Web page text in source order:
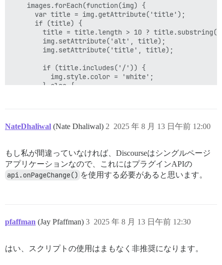
    images.forEach(function(img) {
      var title = img.getAttribute('title');
      if (title) {
title = title.length > 10 ?
        img.setAttribute('alt', title);
        img.setAttribute('title', title);
        if (title.includes('/')) {
          img.style.color = 'white';
        } else {
      img.setAttribute('src', '');
    });
NateDhaliwal (Nate Dhaliwal) 2025 年 8 月 13 日午前 12:00
2
もし私が間違っていなければ、Discourseはシングルページ
アプリケーションなので、これにはプラグインAPIの
api.onPageChange() を使用する必要があると思います。
pfaffman (Jay Pfaffman) 2025 年 8 月 13 日午前 12:30
3
はい、スクリプトの使用はまもなく非推奨になります。